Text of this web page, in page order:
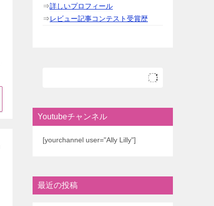
⇒詳しいプロフィール
⇒レビュー記事コンテスト受賞歴
Youtubeチャンネル
[yourchannel user="Ally Lilly"]
最近の投稿